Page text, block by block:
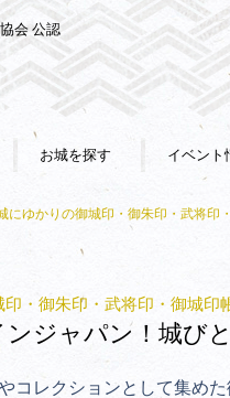
会 公認
お城を探す イベント
にゆかりの御城印・御朱印・武将印
・御朱印・武将印・御城印
ジャパン！城び
コレクションとして集め